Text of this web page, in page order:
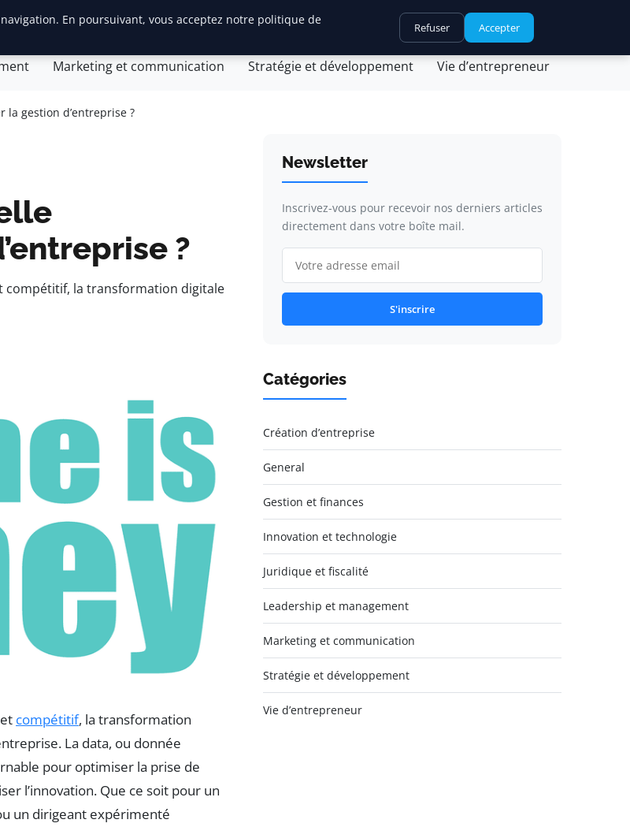
General Gestion et finances Innovation et technologie Juridique et fiscalité
Marketing et communication Stratégie et développement Vie d’entrepreneur
gestion d’entreprise ?
?
compétitif, la transformation digitale
compétitif, la transformation
La data, ou donnée
pour optimiser la prise de
l’innovation. Que ce soit pour un
un dirigeant expérimenté
Newsletter
Inscrivez-vous pour recevoir nos derniers articles
directement dans votre boîte mail.
S'inscrire
Catégories
Création d’entreprise
General
Gestion et finances
Innovation et technologie
Juridique et fiscalité
Leadership et management
Marketing et communication
Stratégie et développement
Vie d’entrepreneur
En poursuivant, vous acceptez notre politique de
Refuser Accepter